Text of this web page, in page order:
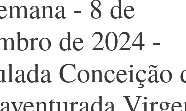
- 8 de
de 2024 -
Conceição